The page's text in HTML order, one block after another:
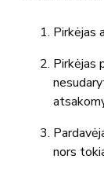
Pirkėjas
Pirkėjas
nors